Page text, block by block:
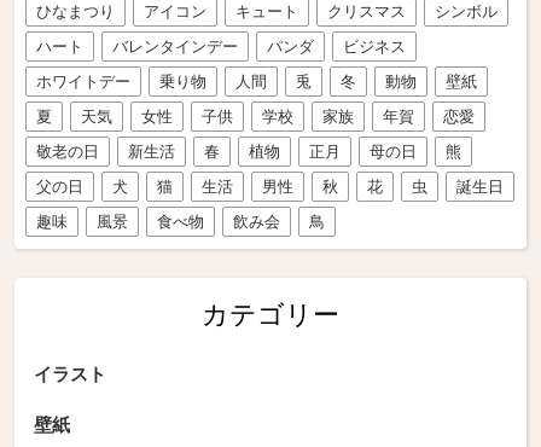
ひなまつり アイコン キュート クリスマス
シンボル
ハート
バレンタインデー パンダ
ビジネス
ホワイトデー
乗り物 人間 兎 冬 動物
壁紙
夏
天気 女性 子供 学校 家族 年賀
恋愛
敬老の日
新生活 春 植物 正月 母の日
熊
父の日
犬 猫 生活 男性 秋 花 虫
誕生日
趣味
風景 食べ物 飲み会 鳥
カテゴリー
イラスト
壁紙